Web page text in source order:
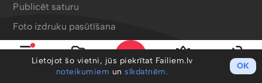
Mani faili Ieiet
Publicēt saturu
Foto izdruku pasūtīšana
Bergafoto drukas produkti
Lietojot šo vietni, jūs piekrītat Failiem.lv
noteikumiem unsīkdatnēm.
OK